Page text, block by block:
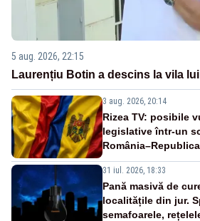
5 aug. 2026, 22:15
Laurențiu Botin a descins la vila
3 aug. 2026, 20:14
Rizea TV: posibile
legislative într-un
31 iul. 2026, 18:33
Pană masivă de
localitățile din jur.
semafoarele,